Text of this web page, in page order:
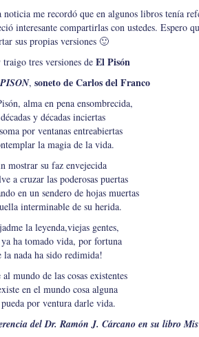
me recordó que en algunos libros tenía
interesante compartirlas con ustedes. Espero
sus propias versiones 🙂
traigo tres versiones de El Pisón
, soneto de Carlos del Franco
alma en pena ensombrecida,
y décadas inciertas
por ventanas entreabiertas
la magia de la vida.
mostrar su faz envejecida
a cruzar las poderosas puertas
en un sendero de hojas muertas
interminable de su herida.
la leyenda,viejas gentes,
ha tomado vida, por fortuna
la nada ha sido redimida!
al mundo de las cosas existentes
en el mundo cosa alguna
por ventura darle vida.
del Dr. Ramón J. Cárcano en su libro